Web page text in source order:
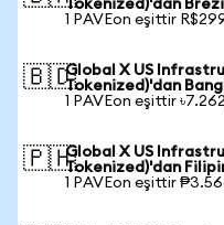
Tokenized)'dan
1 PAVEon eşittir
🇧🇩Global X US
Tokenized)'dan
1 PAVEon eşittir
🇵🇭Global X US
Tokenized)'dan
1 PAVEon eşittir